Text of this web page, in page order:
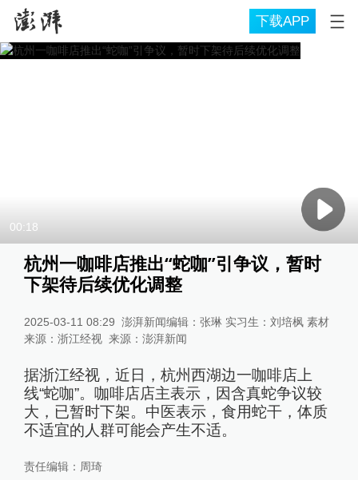
下载APP
00:18
杭州一咖啡店推出“蛇咖”引争议，暂时
下架待后续优化调整
2025-03-11 08:29 澎湃新闻编辑：张琳 实习生：刘培枫 素材
来源：浙江经视 来源： 澎湃新闻
据浙江经视，近日，杭州西湖边一咖啡店上
线“蛇咖”。咖啡店店主表示，因含真蛇争议较
大，已暂时下架。中医表示，食用蛇干，体质
不适宜的人群可能会产生不适。
责任编辑： 周琦